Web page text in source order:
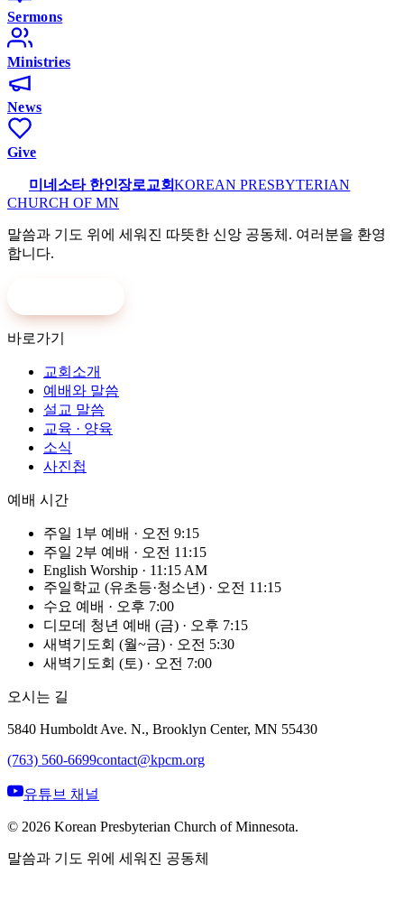
Sermons
Ministries
News
Give
미네소타 한인장로교회KOREAN PRESBYTERIAN
CHURCH OF MN
말씀과 기도 위에 세워진 따뜻한 신앙 공동체. 여러분을 환영
합니다.
바로가기
교회소개
예배와 말씀
설교 말씀
교육 · 양육
소식
사진첩
예배 시간
주일 1부 예배 · 오전 9:15
주일 2부 예배 · 오전 11:15
English Worship · 11:15 AM
주일학교 (유초등·청소년) · 오전 11:15
수요 예배 · 오후 7:00
디모데 청년 예배 (금) · 오후 7:15
새벽기도회 (월~금) · 오전 5:30
새벽기도회 (토) · 오전 7:00
오시는 길
5840 Humboldt Ave. N., Brooklyn Center, MN 55430
(763) 560-6699contact@kpcm.org
유튜브 채널
© 2026 Korean Presbyterian Church of Minnesota.
말씀과 기도 위에 세워진 공동체